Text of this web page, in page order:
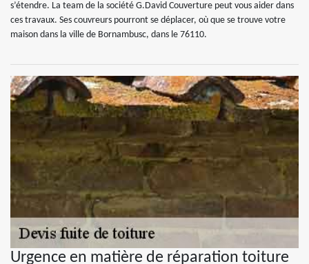
s’étendre. La team de la société G.David Couverture peut vous aider dans
ces travaux. Ses couvreurs pourront se déplacer, où que se trouve votre
maison dans la ville de Bornambusc, dans le 76110.
Urgence en matière de réparation toiture